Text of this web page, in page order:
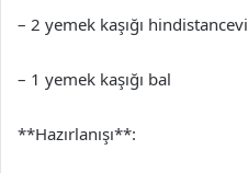
– 2 yemek kaşığı
– 1 yemek kaşığı bal
**Hazırlanışı**: